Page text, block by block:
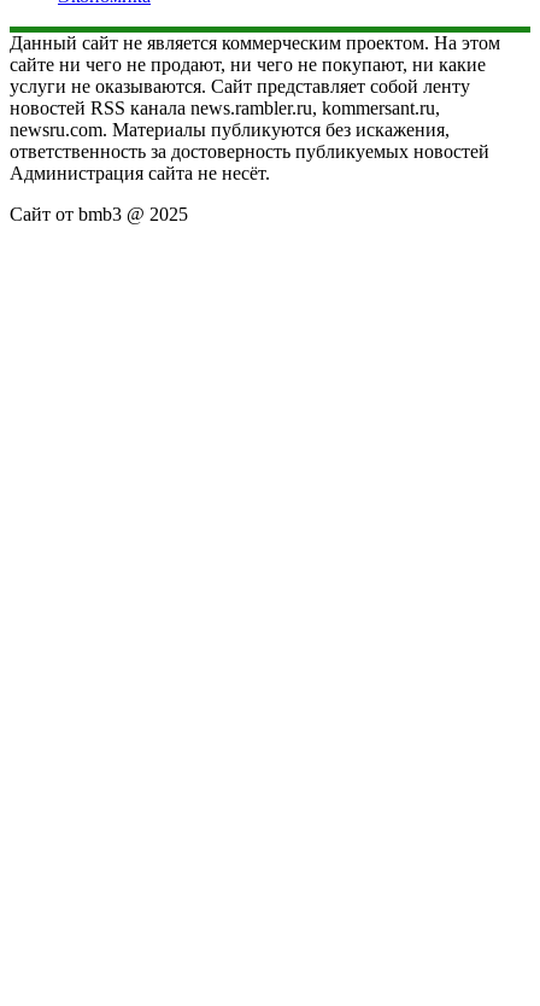
Данный сайт не является коммерческим проектом. На этом
сайте ни чего не продают, ни чего не покупают, ни какие
услуги не оказываются. Сайт представляет собой ленту
новостей RSS канала news.rambler.ru, kommersant.ru,
newsru.com. Материалы публикуются без искажения,
ответственность за достоверность публикуемых новостей
Администрация сайта не несёт.
Сайт от bmb3 @ 2025